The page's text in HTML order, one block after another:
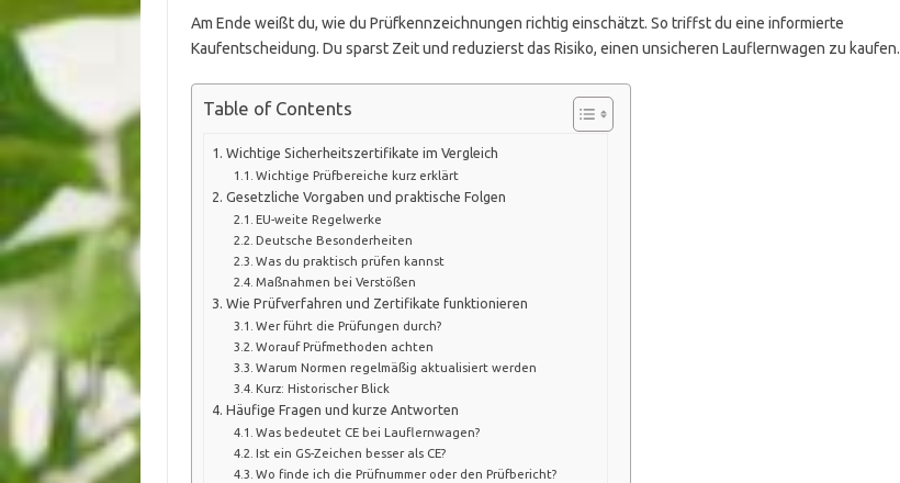
Am Ende weißt du, wie du Prüfkennzeichnungen richtig einschätzt. So triffst du eine informierte
Kaufentscheidung. Du sparst Zeit und reduzierst das Risiko, einen unsicheren Lauflernwagen zu kaufen.
Table of Contents
Wichtige Sicherheitszertifikate im Vergleich
Wichtige Prüfbereiche kurz erklärt
Gesetzliche Vorgaben und praktische Folgen
EU-weite Regelwerke
Deutsche Besonderheiten
Was du praktisch prüfen kannst
Maßnahmen bei Verstößen
Wie Prüfverfahren und Zertifikate funktionieren
Wer führt die Prüfungen durch?
Worauf Prüfmethoden achten
Warum Normen regelmäßig aktualisiert werden
Kurz: Historischer Blick
Häufige Fragen und kurze Antworten
Was bedeutet CE bei Lauflernwagen?
Ist ein GS-Zeichen besser als CE?
Wo finde ich die Prüfnummer oder den Prüfbericht?